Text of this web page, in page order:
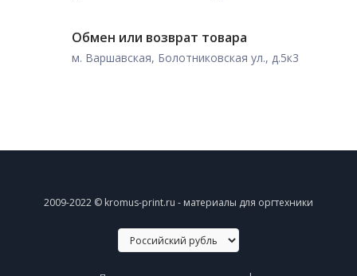
Обмен или возврат товара
м. Варшавская, Болотниковская ул., д.5к3
2009-2022 © kromus-print.ru - материалы для оргтехники